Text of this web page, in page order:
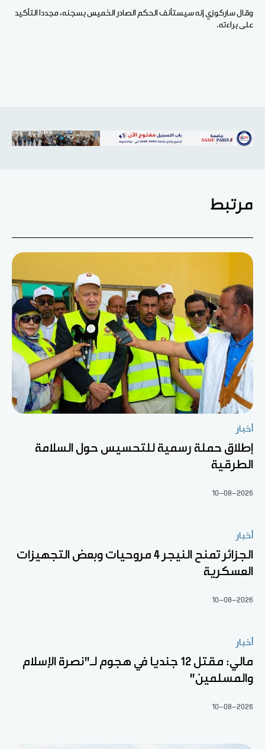
وقال ساركوزي إنه سيستأنف الحكم الصادر الخميس بسجنه، مجددا التأكيد
على براءته.
مرتبط
أخبار
إطلاق حملة رسمية للتحسيس حول السلامة
الطرقية
10-08-2026
أخبار
الجزائر تمنح النيجر 4 مروحيات وبعض التجهيزات
العسكرية
10-08-2026
أخبار
مالي: مقتل 12 جنديا في هجوم لـ"نصرة الإسلام
والمسلمين"
10-08-2026